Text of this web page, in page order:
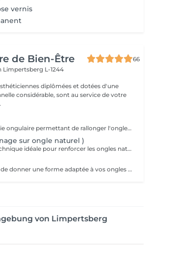
vernis
de Bien-Être
66
Limpertsberg L-1244
diplômées et dotées d'une
considérable, sont au service de votre
Technique de prothésie ongulaire permettant de rallonger l'ongle naturel sans utiliser de capsules. Cette technique est idéale pour des ongles courts ou rongés. Nous travaillons sur des extensions de longueurs naturelles (pas de pose L ou XL )
sur ongle naturel )
Le gainage est une technique idéale pour renforcer les ongles naturels tout en conservant un aspect élégant et naturel. Grâce à l'application d'une base renforcée ainsi qu'un gel adapté en technique sans limage votre ongle est protégé contre la casse et peut pousser plus facilement. La finition peut être nude, colorée ou french selon votre choix. Cette technique convient parfaitement aux personnes ayant des ongles normaux, fragiles, fins, mous ou cassants sans ajout de longueur.
La manucure permet de donner une forme adaptée à vos ongles grâce au limage. Elle permet aussi de nettoyer et d'embellir vos ongles et vos cuticules pour un rendu net et soigné. Version humide avec trempage et/ou sèche avec les différents embouts adaptés selon besoins. La finition sera une base transparente suivi d'une application de crème hydratante et huile cuticule.
von Limpertsberg